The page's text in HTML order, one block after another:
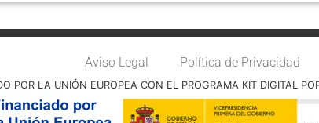
Aviso Legal Política de Privacidad
POR LA UNIÓN EUROPEA CON EL PROGRAMA KIT DIGITAL